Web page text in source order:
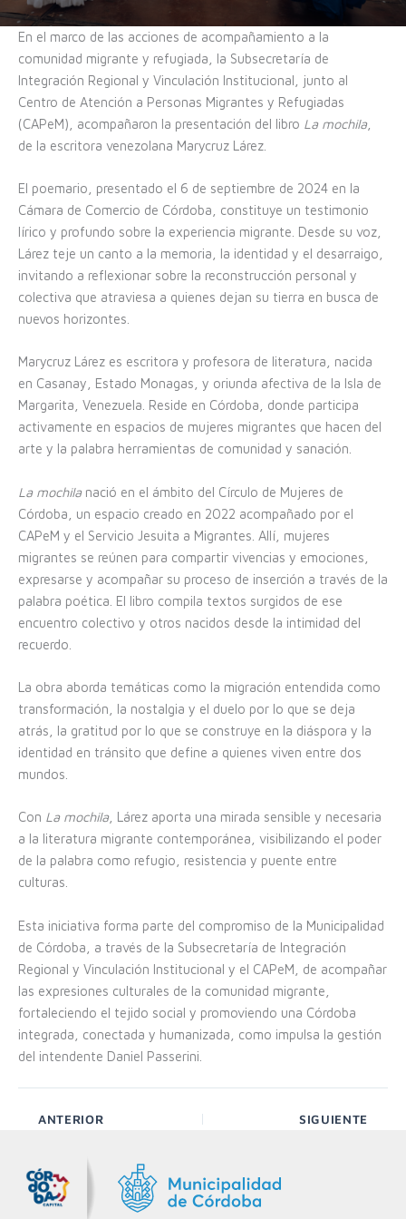
En el marco de las acciones de acompañamiento a la
comunidad migrante y refugiada, la Subsecretaría de
Integración Regional y Vinculación Institucional, junto al
Centro de Atención a Personas Migrantes y Refugiadas
(CAPeM), acompañaron la presentación del libro La mochila,
de la escritora venezolana Marycruz Lárez.
El poemario, presentado el 6 de septiembre de 2024 en la
Cámara de Comercio de Córdoba, constituye un testimonio
lírico y profundo sobre la experiencia migrante. Desde su voz,
Lárez teje un canto a la memoria, la identidad y el desarraigo,
invitando a reflexionar sobre la reconstrucción personal y
colectiva que atraviesa a quienes dejan su tierra en busca de
nuevos horizontes.
Marycruz Lárez es escritora y profesora de literatura, nacida
en Casanay, Estado Monagas, y oriunda afectiva de la Isla de
Margarita, Venezuela. Reside en Córdoba, donde participa
activamente en espacios de mujeres migrantes que hacen del
arte y la palabra herramientas de comunidad y sanación.
La mochilanació en el ámbito del Círculo de Mujeres de
Córdoba, un espacio creado en 2022 acompañado por el
CAPeM y el Servicio Jesuita a Migrantes. Allí, mujeres
migrantes se reúnen para compartir vivencias y emociones,
expresarse y acompañar su proceso de inserción a través de la
palabra poética. El libro compila textos surgidos de ese
encuentro colectivo y otros nacidos desde la intimidad del
recuerdo.
La obra aborda temáticas como la migración entendida como
transformación, la nostalgia y el duelo por lo que se deja
atrás, la gratitud por lo que se construye en la diáspora y la
identidad en tránsito que define a quienes viven entre dos
mundos.
Con La mochila, Lárez aporta una mirada sensible y necesaria
a la literatura migrante contemporánea, visibilizando el poder
de la palabra como refugio, resistencia y puente entre
culturas.
Esta iniciativa forma parte del compromiso de la Municipalidad
de Córdoba, a través de la Subsecretaría de Integración
Regional y Vinculación Institucional y el CAPeM, de acompañar
las expresiones culturales de la comunidad migrante,
fortaleciendo el tejido social y promoviendo una Córdoba
integrada, conectada y humanizada, como impulsa la gestión
del intendente Daniel Passerini.
ANTERIOR SIGUIENTE